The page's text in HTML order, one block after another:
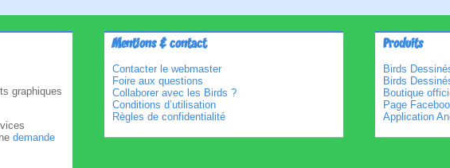
graphiques
demande
Mentions & contact
Contacter le webmaster
Foire aux questions
Collaborer avec les Birds ?
Conditions d’utilisation
Règles de confidentialité
Produits
Birds
Birds
Boutique
Page
Application